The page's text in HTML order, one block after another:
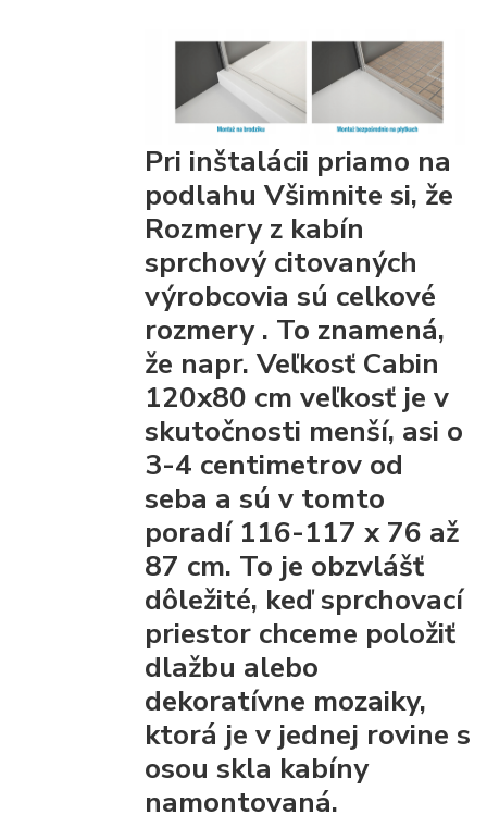
Pri inštalácii priamo na
podlahu Všimnite si, že
Rozmery z kabín
sprchový citovaných
výrobcoviasú celkové
rozmery. To znamená,
že napr. Veľkosť Cabin
120x80 cm veľkosť je v
skutočnosti menší, asi o
3-4 centimetrov od
seba a sú v tomto
poradí 116-117 x 76 až
87 cm. To je obzvlášť
dôležité, keď sprchovací
priestor chceme položiť
dlažbu alebo
dekoratívne mozaiky,
ktorá je v jednej rovine s
osou skla kabíny
namontovaná.